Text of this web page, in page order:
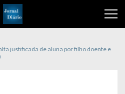
justificada de aluna por filho doente e